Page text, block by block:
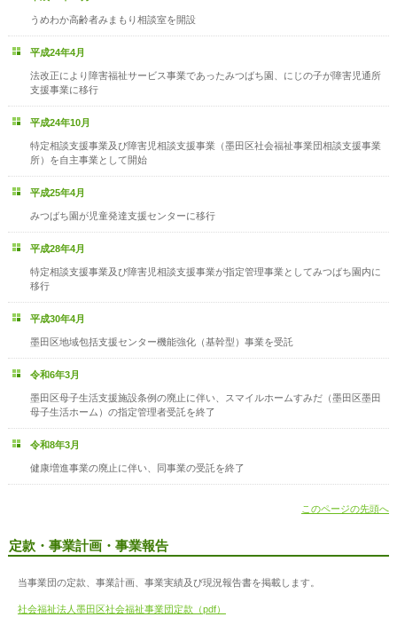
うめわか高齢者みまもり相談室を開設
平成24年4月
法改正により障害福祉サービス事業であったみつばち園、にじの子が障害児通所
支援事業に移行
平成24年10月
特定相談支援事業及び障害児相談支援事業（墨田区社会福祉事業団相談支援事業
所）を自主事業として開始
平成25年4月
みつばち園が児童発達支援センターに移行
平成28年4月
特定相談支援事業及び障害児相談支援事業が指定管理事業としてみつばち園内に
移行
平成30年4月
墨田区地域包括支援センター機能強化（基幹型）事業を受託
令和6年3月
墨田区母子生活支援施設条例の廃止に伴い、スマイルホームすみだ（墨田区墨田
母子生活ホーム）の指定管理者受託を終了
令和8年3月
健康増進事業の廃止に伴い、同事業の受託を終了
このページの先頭へ
定款・事業計画・事業報告
当事業団の定款、事業計画、事業実績及び現況報告書を掲載します。
社会福祉法人墨田区社会福祉事業団定款（pdf）